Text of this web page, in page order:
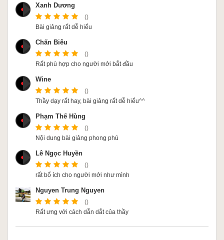
Xanh Dương
()
Bài giảng rất dễ hiểu
Chấn Biêu
()
Rất phù hợp cho người mới bắt đầu
Wine
()
Thầy dạy rất hay, bài giảng rất dễ hiểu^^
Phạm Thế Hùng
()
Nội dung bài giảng phong phú
Lê Ngọc Huyền
()
rất bổ ích cho người mới như mình
Nguyen Trung Nguyen
()
Rất ưng với cách dẫn dắt của thầy